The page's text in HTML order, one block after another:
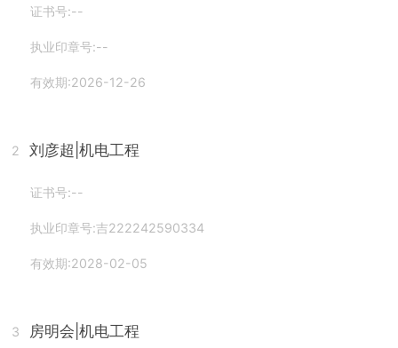
证书号:--
执业印章号:--
有效期:2026-12-26
2 刘彦超 |机电工程
证书号:--
执业印章号:吉222242590334
有效期:2028-02-05
3 房明会 |机电工程